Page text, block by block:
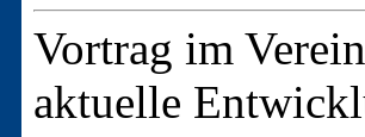
Vortrag im
aktuelle